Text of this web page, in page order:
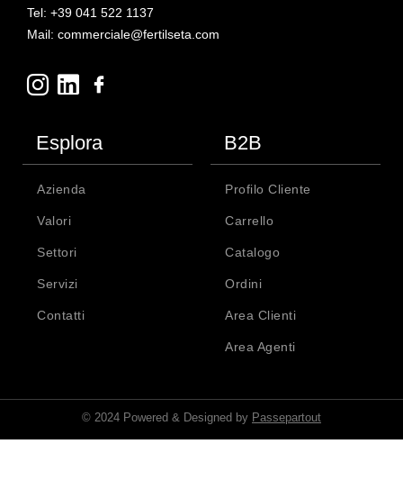
Tel: +39 041 522 1137
Mail: commerciale@fertilseta.com
Esplora
Azienda
Valori
Settori
Servizi
Contatti
B2B
Profilo Cliente
Carrello
Catalogo
Ordini
Area Clienti
Area Agenti
© 2024 Powered & Designed by Passepartout